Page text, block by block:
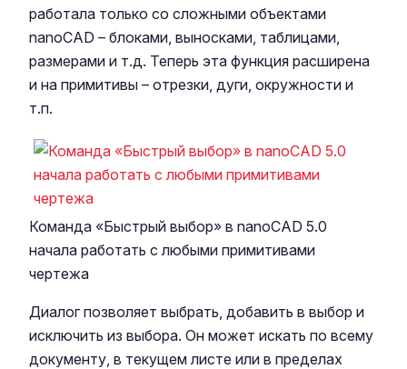
работала только со сложными объектами
nanoCAD – блоками, выносками, таблицами,
размерами и т.д. Теперь эта функция расширена
и на примитивы – отрезки, дуги, окружности и
т.п.
Команда «Быстрый выбор» в nanoCAD 5.0
начала работать с любыми примитивами
чертежа
Диалог позволяет выбрать, добавить в выбор и
исключить из выбора. Он может искать по всему
документу, в текущем листе или в пределах